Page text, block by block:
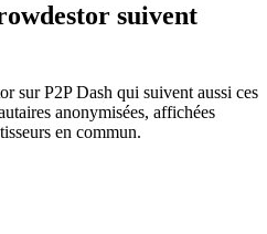
suivent
sur P2P Dash qui suivent aussi ces
anonymisées, affichées
en commun.